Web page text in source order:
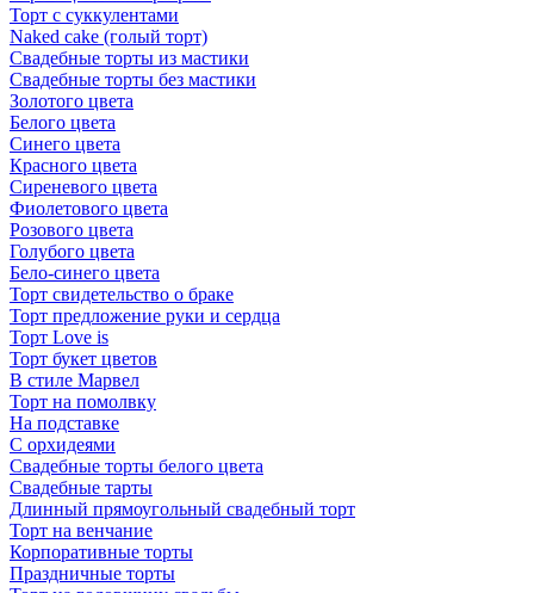
Торт с суккулентами
Naked cake (голый торт)
Свадебные торты из мастики
Свадебные торты без мастики
Золотого цвета
Белого цвета
Синего цвета
Красного цвета
Сиреневого цвета
Фиолетового цвета
Розового цвета
Голубого цвета
Бело-синего цвета
Торт свидетельство о браке
Торт предложение руки и сердца
Торт Love is
Торт букет цветов
В стиле Марвел
Торт на помолвку
На подставке
С орхидеями
Свадебные торты белого цвета
Свадебные тарты
Длинный прямоугольный свадебный торт
Торт на венчание
Корпоративные торты
Праздничные торты